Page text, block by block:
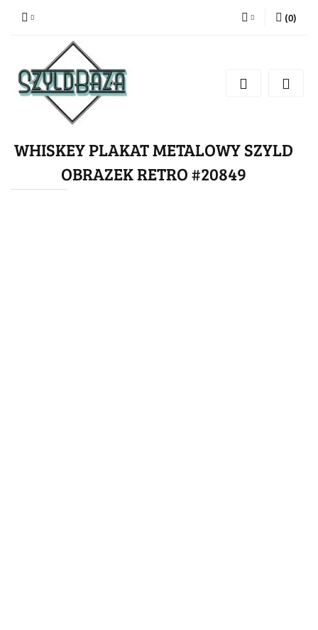
Zarejestruj się
(0)
WHISKEY PLAKAT METALOWY SZYLD
OBRAZEK RETRO #20849